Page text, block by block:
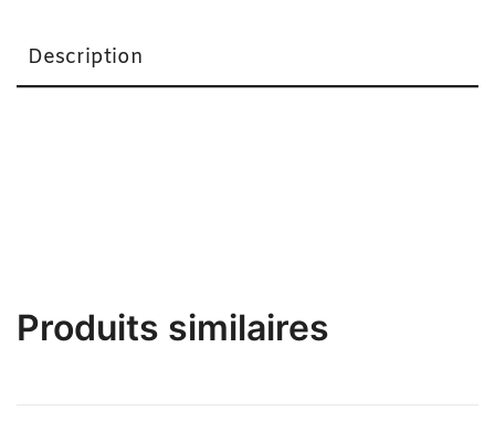
Description
Produits similaires